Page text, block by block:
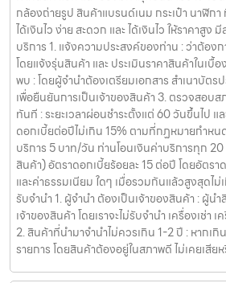
กล้องถ่ายรูป สินค้าแบรนด์เนม กระเป๋า นาฬิก
ได้เงินไว ง่าย สะดวก และ ได้เงินไว ให้ราคาสูง
บริการ 1. แจ้งความประสงค์ของท่าน : ว่าต้อง
โดยแจ้งรุ่นสินค้า และ ประเมินราคาสินค้าในเ
พบ : โดยผู้จำนำต้องเตรียมเอกสาร สำเนาบัตร
เพื่อยืนยันการเป็นเจ้าของสินค้า 3. ตรวจสอบส
ทันที : ระยะเวลาผ่อนชำระตั้งแต่ 60 วันขึ้นไป แ
ดอกเบี้ยต่อปีไม่เกิน 15% ตามที่กฏหมายกำหน
บริการ 5 บาท/วัน ท่านโอนเงินค่าบริการทุก
สินค้า) อัตราดอกเบี้ยร้อยละ 15 ต่อปี โดยอัตร
และค่าธรรมเนียม ใดๆ เมื่อรวมกันแล้วสูงสุดไ
รับจำนำ 1. ผู้จำนำ ต้องเป็นเจ้าของสินค้า : ผู้น
เจ้าของสินค้า โดยเราจะไม่รับจำนำ เครื่องเช่า
2. สินค้าที่นำมาจำนำไม่ควรเกิน 1-2 ปี : หากเ
รายการ โดยสินค้าต้องอยู่ในสภาพดี ไม่เคยเสี